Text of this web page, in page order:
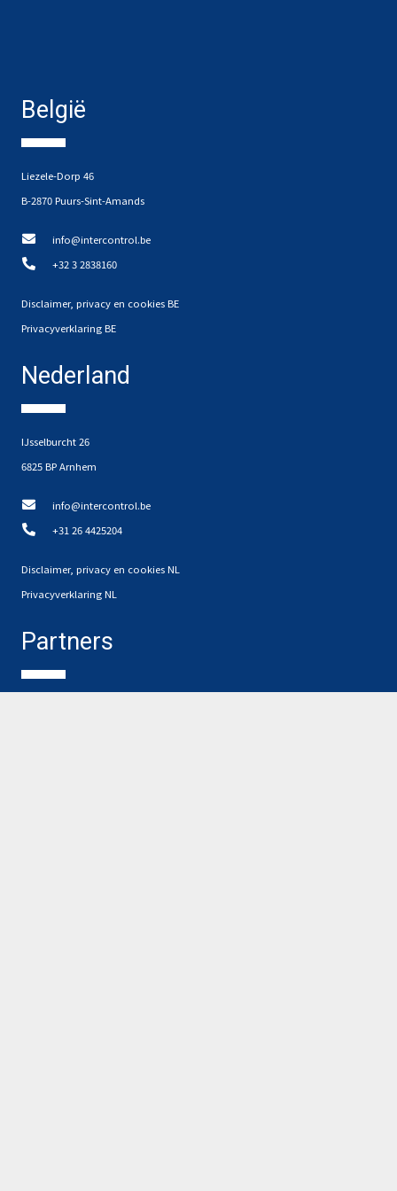
België
Liezele-Dorp 46
B-2870 Puurs-Sint-Amands
info@intercontrol.be
+32 3 2838160
Disclaimer, privacy en cookies BE
Privacyverklaring BE
Nederland
IJsselburcht 26
6825 BP Arnhem
info@intercontrol.be
+31 26 4425204
Disclaimer, privacy en cookies NL
Privacyverklaring NL
Partners